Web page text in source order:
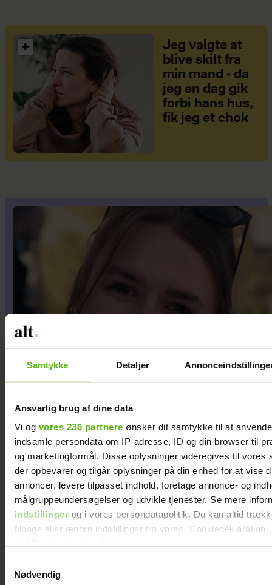
Samtykke Detaljer
Ansvarlig brug af dine data
Vi og vores 236 partnere ønsker dit samtykke til at
indsamle persondata om IP-adresse, ID og din browser til
og marketingformål. Disse oplysninger videregives til vores
der opbevarer og tilgår oplysninger på din enhed for at vise
annoncer, levere tilpasset indhold, foretage annonce- og
målgruppeundersøgelser og udvikle tjenester. Se mere
indstillingerog i vores persondatapolitik. Du kan altid
tilbage eller ændre indstillinger fra vores
Dine valg anvendes på hele websitet.
Nødvendig
Jeg valgte at
blive skilt fra
min mand - da
jeg en dag gik
forbi hans hus,
fik jeg et chok
At råbe og banke i bordet
var helt almindeligt for
Maria Jencel, men én
sætning ændrede det